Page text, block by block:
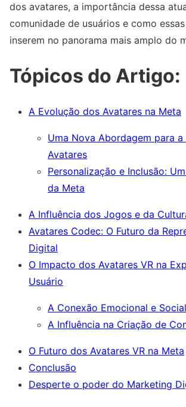
dos avatares, a importância dessa
comunidade de usuários e como
inserem no panorama mais amplo do
Tópicos do Artigo:
A Evolução dos Avatares na Meta
Uma Nova Abordagem para
Avatares
Personalização e Inclusão:
da Meta
A Influência dos Jogos e da
Avatares Codec: O Futuro da
Digital
O Impacto dos Avatares VR na
Usuário
A Conexão Emocional e Social
A Influência na Criação de
O Futuro dos Avatares VR na Meta
Conclusão
Desperte o poder do Marketing